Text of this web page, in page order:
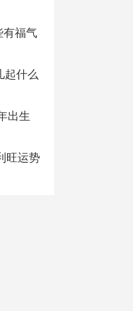
有福气
起什么
出生
旺运势